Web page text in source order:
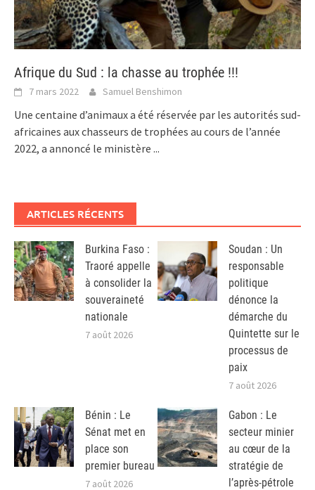
Afrique du Sud : la chasse au trophée !!!
7 mars 2022 Samuel Benshimon
Une centaine d’animaux a été réservée par les autorités sud-
africaines aux chasseurs de trophées au cours de l’année
2022, a annoncé le ministère ...
ARTICLES RÉCENTS
Burkina Faso :
Traoré appelle
à consolider la
souveraineté
nationale
7 août 2026
Soudan : Un
responsable
politique
dénonce la
démarche du
Quintette sur le
processus de
paix
7 août 2026
Bénin : Le
Sénat met en
place son
premier bureau
7 août 2026
Gabon : Le
secteur minier
au cœur de la
stratégie de
l’après-pétrole